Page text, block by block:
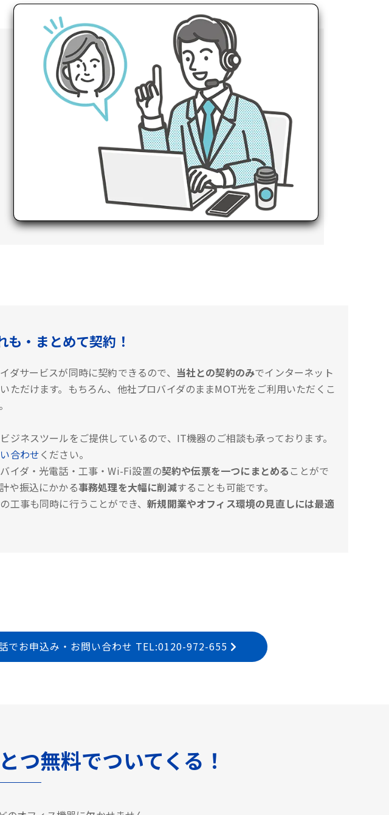
も・まとめて契約！
ダサービスが同時に契約できるので、 当社との契約のみでインターネット
ただけます。もちろん、他社プロバイダのままMOT光をご利用いただくこ
ジネスツールをご提供しているので、IT機器のご相談も承っております。
合わせください。
イダ・光電話・工事・Wi-Fi設置の契約や伝票を一つにまとめる ことがで
や振込にかかる事務処理を大幅に削減することも可能です。
工事も同時に行うことができ、新規開業やオフィス環境の見直しには最適
でお申込み・お問い合わせ TEL:0120-972-655
つ無料でついてくる！